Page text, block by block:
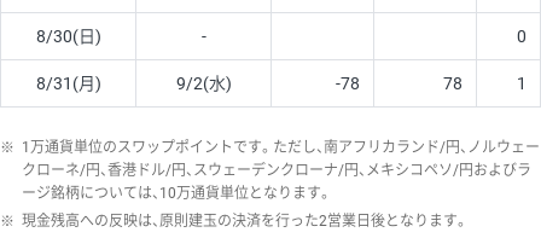
8/30(日) - 0
8/31(月) 9/2(水) -78 78 1
※ 1万通貨単位のスワップポイントです。ただし、南アフリカランド/円、ノルウェー
クローネ/円、香港ドル/円、スウェーデンクローナ/円、メキシコペソ/円およびラ
ージ銘柄については、10万通貨単位となります。
※ 現金残高への反映は、原則建玉の決済を行った2営業日後となります。